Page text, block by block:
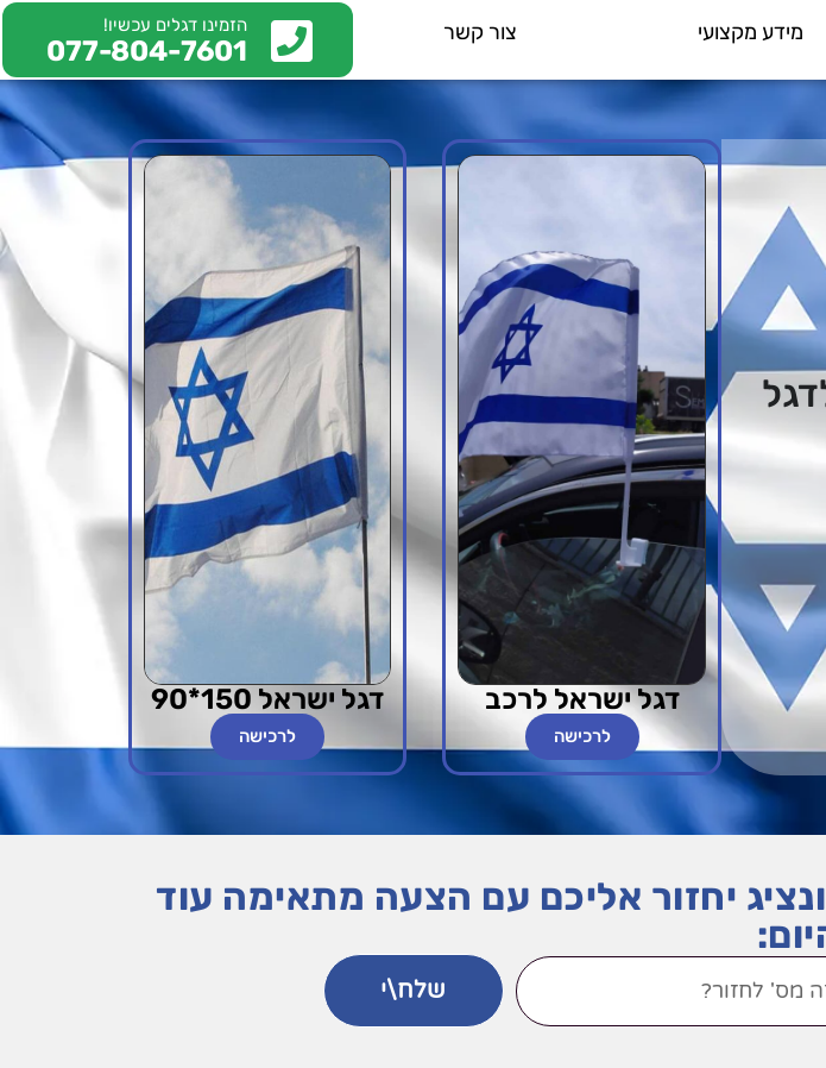
מידע מקצועי צור קשר הזמינו דגלים עכשיו!
077-804-7601
דגל ישראל לרכב
לרכישה
דגל ישראל 150*90
לרכישה
יחזור אליכם עם הצעה מתאימה עוד
שלח\י